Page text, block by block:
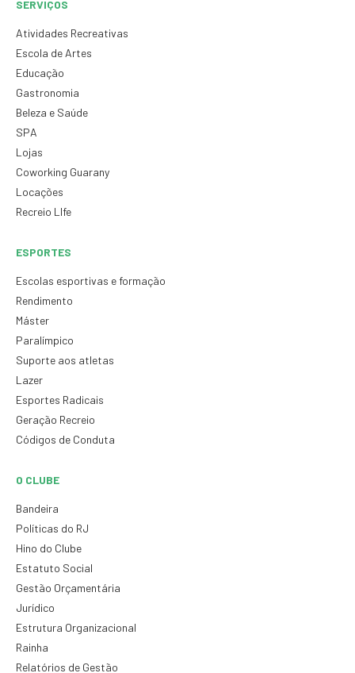
SERVIÇOS
Atividades Recreativas
Escola de Artes
Educação
Gastronomia
Beleza e Saúde
SPA
Lojas
Coworking Guarany
Locações
Recreio LIfe
ESPORTES
Escolas esportivas e formação
Rendimento
Máster
Paralímpico
Suporte aos atletas
Lazer
Esportes Radicais
Geração Recreio
Códigos de Conduta
O CLUBE
Bandeira
Políticas do RJ
Hino do Clube
Estatuto Social
Gestão Orçamentária
Jurídico
Estrutura Organizacional
Rainha
Relatórios de Gestão